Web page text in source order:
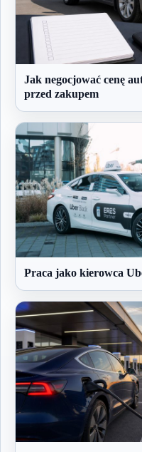
Jak negocjować cenę
przed zakupem
Praca jako kierowca